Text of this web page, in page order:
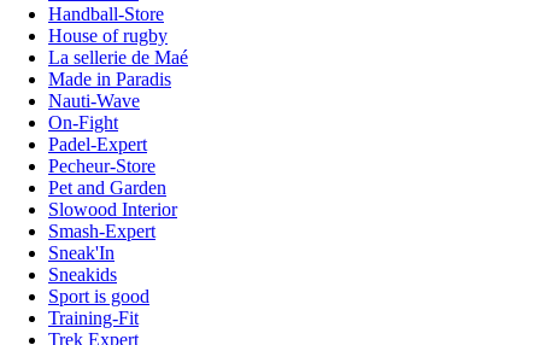
Handball-Store
House of rugby
La sellerie de Maé
Made in Paradis
Nauti-Wave
On-Fight
Padel-Expert
Pecheur-Store
Pet and Garden
Slowood Interior
Smash-Expert
Sneak'In
Sneakids
Sport is good
Training-Fit
Trek Expert